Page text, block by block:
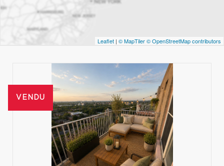
Leaflet | © MapTiler© OpenStreetMap contributors
VENDU